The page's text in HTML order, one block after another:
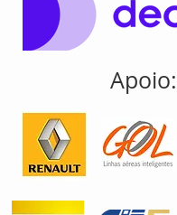
Apoio: